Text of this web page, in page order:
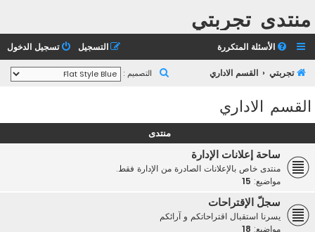
منتدى تجربتي
الأسئلة المتكررة تسجيل الدخول التسجيل
تجربتي القسم الاداري التصميم :
القسم الاداري
منتدى
ساحة إعلانات الإدارة
منتدى خاص بالإعلانات الصادرة من الإدارة فقط.
مواضيع: 15
سجلّ الإقتراحات
يسرنا استقبال اقتراحاتكم و آرائكم
مواضيع: 18